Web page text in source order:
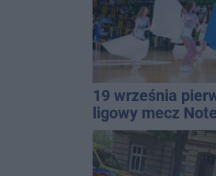
19 września
ligowy mecz
Znamy cały